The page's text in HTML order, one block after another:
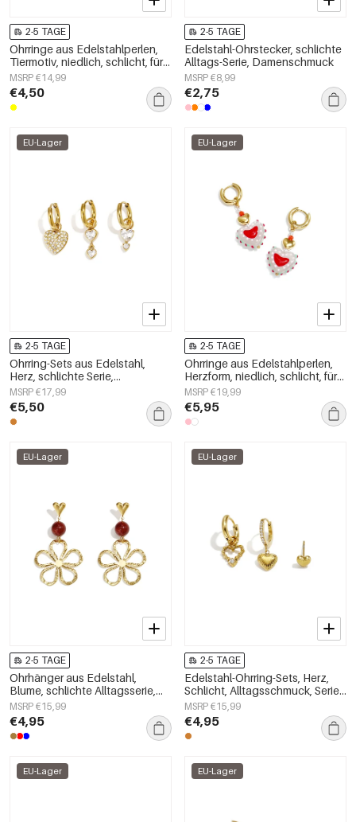
2-5 TAGE
Ohrringe aus Edelstahlperlen,
Tiermotiv, niedlich, schlicht, für
den Alltag, Damenschmuck
MSRP €14,99
€4,50
2-5 TAGE
Edelstahl-Ohrstecker, schlichte
Alltags-Serie, Damenschmuck
MSRP €8,99
€2,75
EU-Lager
2-5 TAGE
Ohrring-Sets aus Edelstahl,
Herz, schlichte Serie,
Damenschmuck
MSRP €17,99
€5,50
EU-Lager
2-5 TAGE
Ohrringe aus Edelstahlperlen,
Herzform, niedlich, schlicht, für
jeden Tag, Damenschmuck
MSRP €19,99
€5,95
EU-Lager
2-5 TAGE
Ohrhänger aus Edelstahl,
Blume, schlichte Alltagsserie,
Damenschmuck
MSRP €15,99
€4,95
EU-Lager
2-5 TAGE
Edelstahl-Ohrring-Sets, Herz,
Schlicht, Alltagsschmuck, Serie,
Damenschmuck
MSRP €15,99
€4,95
EU-Lager EU-Lager